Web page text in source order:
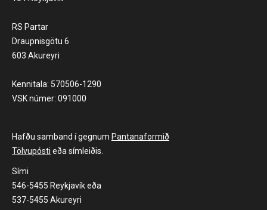
RS Partar
Draupnisgötu 6
603 Akureyri
Kennitala: 570506-1290
VSK númer: 091000
Hafðu samband í gegnum Pantanaformið
Tölvupósti eða símleiðis.
Sími
546-5455 Reykjavík eða
537-5455 Akureyri